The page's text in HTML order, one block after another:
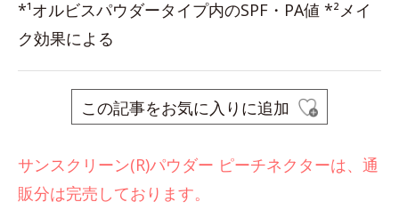
*¹オルビスパウダータイプ内のSPF・PA値 *²メイ
ク効果による
この記事をお気に入りに追加
サンスクリーン(R)パウダー ピーチネクターは、通
販分は完売しております。